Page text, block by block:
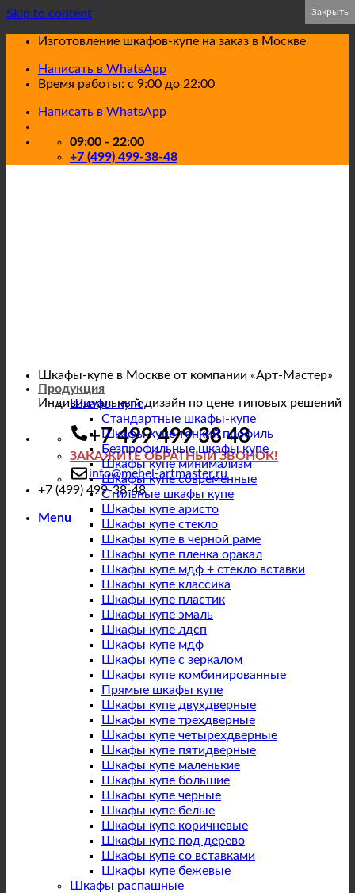
Skip to content
Изготовление шкафов-купе на заказ в Москве
Написать в WhatsApp
Время работы: с 9:00 до 22:00
Написать в WhatsApp
09:00 - 22:00
+7 (499) 499-38-48
Шкафы-купе в Москве от компании «Арт-Мастер»
Индивидуальный дизайн по цене типовых решений
+7 499 499 38 48
ЗАКАЖИТЕ ОБРАТНЫЙ ЗВОНОК!
info@mebel-artmaster.ru
+7 (499) 499-38-48
Menu
Продукция
Шкафы купе
Стандартные шкафы-купе
Шкафы купе тонкий профиль
Безпрофильные шкафы купе
Шкафы купе минимализм
Шкафы купе современные
Стильные шкафы купе
Шкафы купе аристо
Шкафы купе стекло
Шкафы купе в черной раме
Шкафы купе пленка оракал
Шкафы купе мдф + стекло вставки
Шкафы купе классика
Шкафы купе пластик
Шкафы купе эмаль
Шкафы купе лдсп
Шкафы купе мдф
Шкафы купе с зеркалом
Шкафы купе комбинированные
Прямые шкафы купе
Шкафы купе двухдверные
Шкафы купе трехдверные
Шкафы купе четырехдверные
Шкафы купе пятидверные
Шкафы купе маленькие
Шкафы купе большие
Шкафы купе черные
Шкафы купе белые
Шкафы купе коричневые
Шкафы купе под дерево
Шкафы купе со вставками
Шкафы купе бежевые
Шкафы распашные
Закрыть
Закрыть